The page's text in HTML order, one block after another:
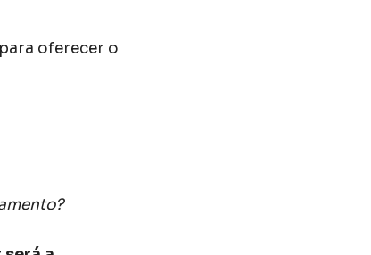
para oferecer o